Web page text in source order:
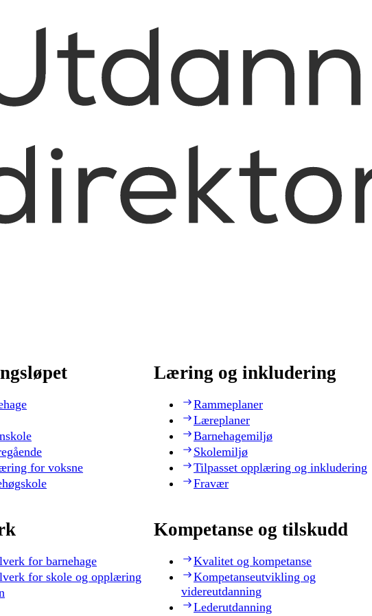
for voksne
Læring og inkludering
Rammeplaner
Læreplaner
Barnehagemiljø
Skolemiljø
Tilpasset opplæring og inkludering
Fravær
for barnehage
for skole og opplæring
Kompetanse og tilskudd
Kvalitet og kompetanse
Kompetanseutvikling og
videreutdanning
Lederutdanning